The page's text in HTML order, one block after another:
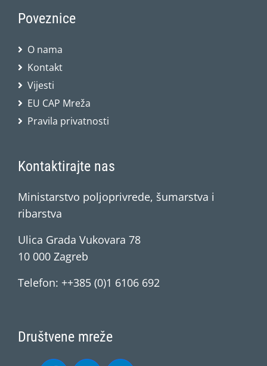
Poveznice
O nama
Kontakt
Vijesti
EU CAP Mreža
Pravila privatnosti
Kontaktirajte nas
Ministarstvo poljoprivrede, šumarstva i
ribarstva
Ulica Grada Vukovara 78
10 000 Zagreb
Telefon: ++385 (0)1 6106 692
Društvene mreže